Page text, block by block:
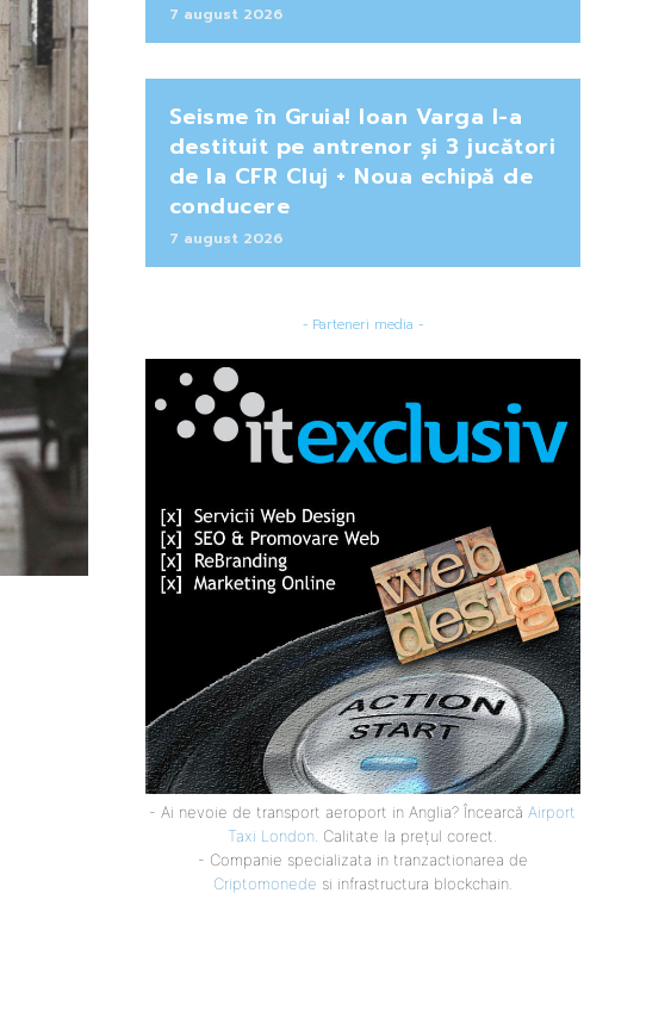
7 august 2026
Seisme în Gruia! Ioan Varga l-a
destituit pe antrenor și 3 jucători
de la CFR Cluj + Noua echipă de
conducere
7 august 2026
- Parteneri media -
- Ai nevoie de transport aeroport in Anglia? Încearcă Airport
Taxi London . Calitate la prețul corect.
- Companie specializata in tranzactionarea de
Criptomonede si infrastructura blockchain.